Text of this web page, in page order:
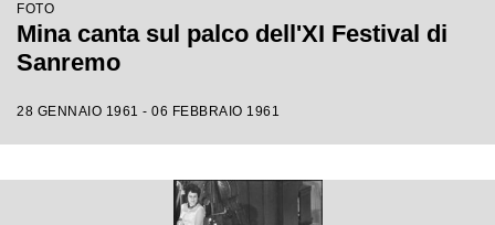
FOTO
Mina canta sul palco dell'XI Festival di
Sanremo
28 GENNAIO 1961 - 06 FEBBRAIO 1961